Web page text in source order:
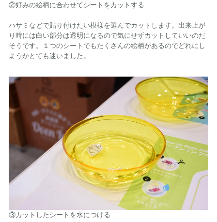
②好みの絵柄に合わせてシートをカットする
ハサミなどで貼り付けたい模様を選んでカットします。出来上が
り時には白い部分は透明になるので気にせずカットしていいのだ
そうです。１つのシートでもたくさんの絵柄があるのでどれにし
ようかとても迷いました。
③カットしたシートを水につける